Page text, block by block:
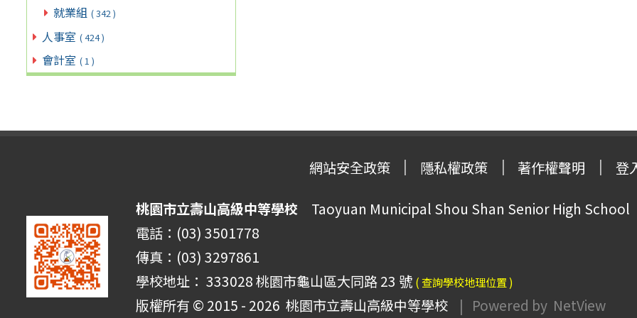
就業組 ( 342 )
人事室 ( 424 )
會計室 ( 1 )
網站安全政策 隱私權政策 著作權聲明 登
桃園市立壽山高級中等學校 Taoyuan Municipal Shou Shan Senior High School
電話：(03) 3501778
傳真：(03) 3297861
學校地址： 333028 桃園市龜山區大同路 23 號 ( 查詢學校地理位置 )
版權所有 © 2015 - 2026 桃園市立壽山高級中等學校 | Powered by NetView